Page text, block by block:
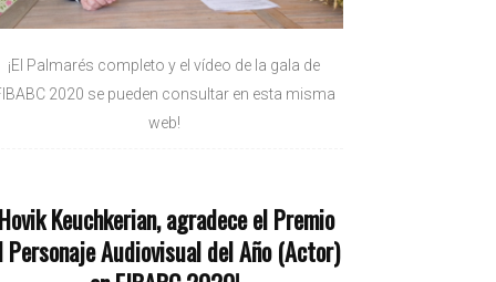
¡El Palmarés completo y el vídeo de la gala de
2020 se pueden consultar en esta misma
web!
Keuchkerian, agradece el Premio
Personaje Audiovisual del Año (Actor)